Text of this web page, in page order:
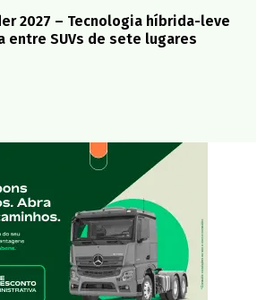
2027 – Tecnologia híbrida-leve
entre SUVs de sete lugares